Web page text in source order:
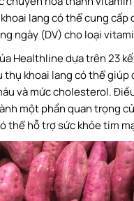
lang có thể cung cấp
ngày (DV) cho loại
Healthline dựa trên 23
khoai lang có thể giúp
và mức cholesterol.
một phần quan trọng
thể hỗ trợ sức khỏe tim